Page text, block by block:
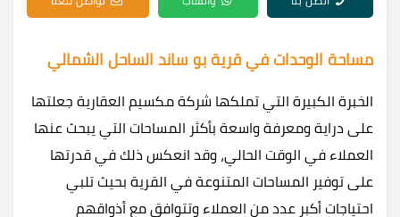
مساحة الوحدات في قرية بو ساند الساحل الشمالي
الخبرة الكبيرة التي تملكها شركة مكسيم العقارية جعلتها
على دراية ومعرفة واسعة بأكثر المساحات التي يبحث عنها
العملاء في الوقت الحالي، وقد انعكس ذلك في قدرتها
على توفير المساحات المتنوعة في القرية بحيث تلبي
احتياجات أكبر عدد من العملاء وتتوافق مع أذواقهم